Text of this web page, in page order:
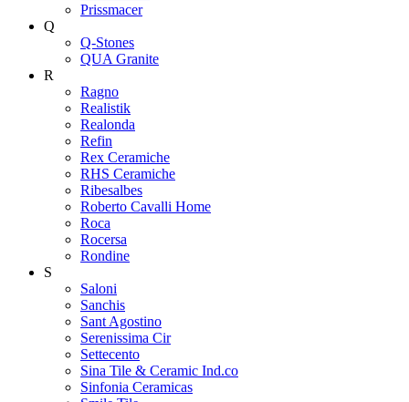
Prissmacer
Q
Q-Stones
QUA Granite
R
Ragno
Realistik
Realonda
Refin
Rex Ceramiche
RHS Ceramiche
Ribesalbes
Roberto Cavalli Home
Roca
Rocersa
Rondine
S
Saloni
Sanchis
Sant Agostino
Serenissima Cir
Settecento
Sina Tile & Ceramic Ind.co
Sinfonia Ceramicas